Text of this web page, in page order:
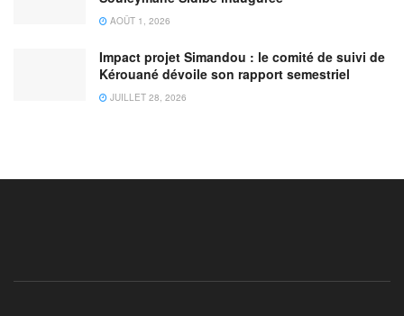
AOÛT 1, 2026
Impact projet Simandou : le comité de suivi de
Kérouané dévoile son rapport semestriel
JUILLET 28, 2026